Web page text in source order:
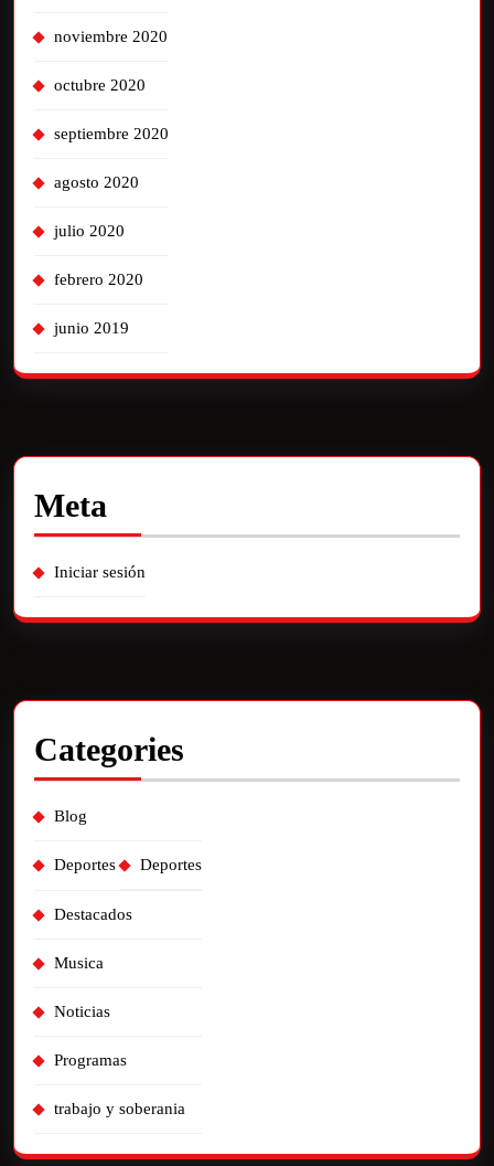
noviembre 2020
octubre 2020
septiembre 2020
agosto 2020
julio 2020
febrero 2020
junio 2019
Meta
Iniciar sesión
Categories
Blog
Deportes Deportes
Destacados
Musica
Noticias
Programas
trabajo y soberania